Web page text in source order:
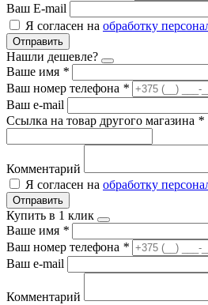
Ваш E-mail
Я согласен на обработку
Отправить
Нашли дешевле?
Ваше имя *
Ваш номер телефона *
Ваш e-mail
Ссылка на товар другого магазина *
Комментарий
Я согласен на обработку
Отправить
Купить в 1 клик
Ваше имя *
Ваш номер телефона *
Ваш e-mail
Комментарий